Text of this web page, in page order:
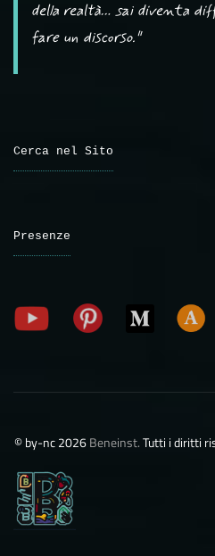
della realtà… sai diventa
fare un discorso."
Cerca nel Sito
Presenze
©️ by-nc 2026Beneinst.Tutti i diritti